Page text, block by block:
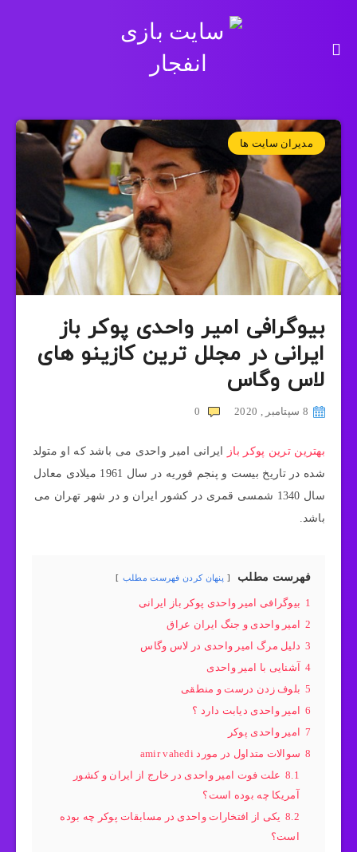
مدیران سایت ها
بیوگرافی امیر واحدی پوکر باز
ایرانی در مجلل ترین کازینو های
لاس وگاس
8 سپتامبر , 2020 0
بهترین ترین پوکر باز
ایرانی امیر واحدی می باشد که او متولد
شده در تاریخ بیست و پنجم فوریه در سال 1961 میلادی معادل
سال 1340 شمسی قمری در کشور ایران و در شهر تهران می
باشد.
فهرست مطلب پنهان کردن فهرست مطلب
1 بیوگرافی امیر واحدی پوکر باز ایرانی
2
امیر واحدی و جنگ ایران عراق
3 دلیل مرگ امیر واحدی در لاس وگاس
4
آشنایی با امیر واحدی
5 بلوف زدن درست و منطقی
6
امیر واحدی دیابت دارد ؟
7
امیر واحدی پوکر
8 سوالات متداول در مورد amir vahedi
8.1 علت فوت امیر واحدی در خارج از ایران و کشور
آمریکا چه بوده است؟
8.2 یکی از افتخارات واحدی در مسابقات پوکر چه بوده
است؟